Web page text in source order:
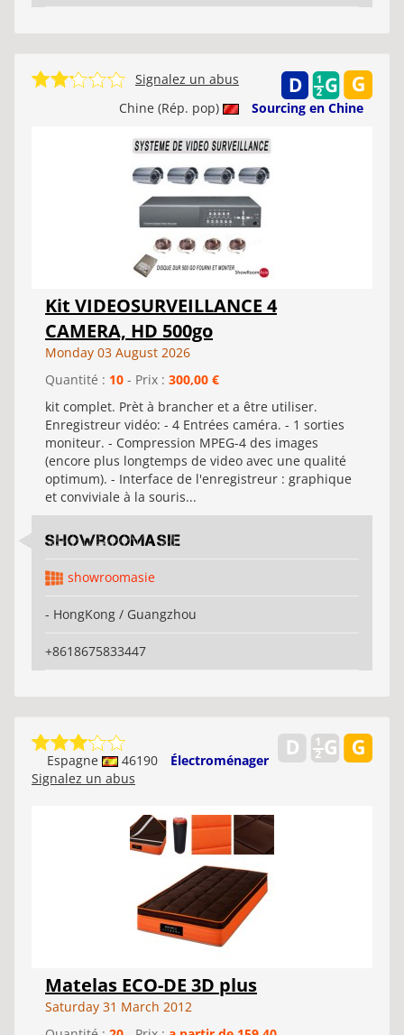
Chine (Rép. pop) Sourcing en Chine
Signalez un abus
Kit VIDEOSURVEILLANCE 4
CAMERA, HD 500go
Monday 03 August 2026
Quantité : 10 - Prix : 300,00 €
kit complet. Prèt à brancher et a être utiliser.
Enregistreur vidéo: - 4 Entrées caméra. - 1 sorties
moniteur. - Compression MPEG-4 des images
(encore plus longtemps de video avec une qualité
optimum). - Interface de l'enregistreur : graphique
et conviviale à la souris...
showroomasie
showroomasie
- HongKong / Guangzhou
+8618675833447
Espagne 46190
Électroménager
Signalez un abus
Matelas ECO-DE 3D plus
Saturday 31 March 2012